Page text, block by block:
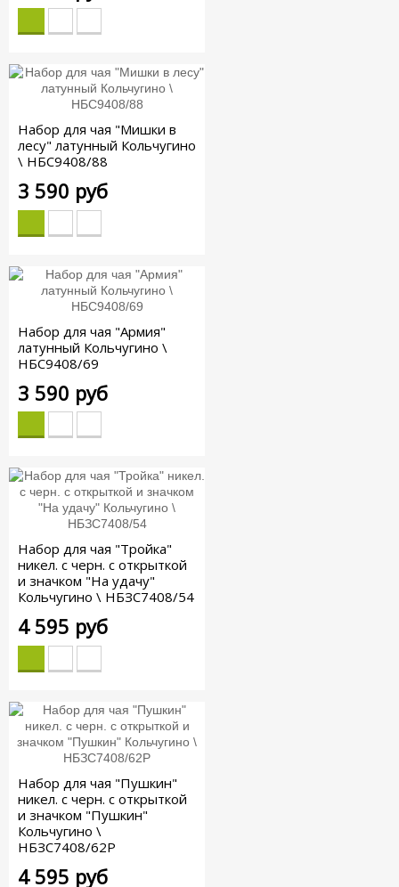
Набор для чая "Мишки в
лесу" латунный Кольчугино
\ НБС9408/88
3 590 руб
Набор для чая "Армия"
латунный Кольчугино \
НБС9408/69
3 590 руб
Набор для чая "Тройка"
никел. с черн. с открыткой
и значком "На удачу"
Кольчугино \ НБЗС7408/54
4 595 руб
Набор для чая "Пушкин"
никел. с черн. с открыткой
и значком "Пушкин"
Кольчугино \
НБЗС7408/62Р
4 595 руб